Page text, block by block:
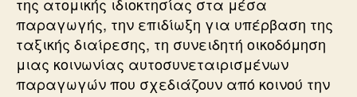
παραγωγής, την επιδίωξη για υπέρβαση της
ταξικής διαίρεσης, τη συνειδητή οικοδόμηση
μιας κοινωνίας αυτοσυνεταιρισμένων
παραγωγών που σχεδιάζουν από κοινού την